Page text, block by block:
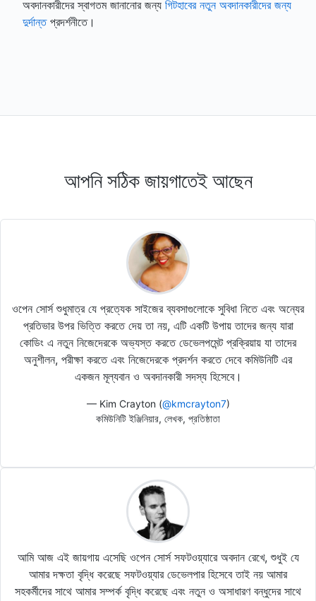
অবদানকারীদের স্বাগতম জানানোর জন্য গিটহাবের নতুন অবদানকারীদের জন্য
দুর্দান্তপ্রদর্শনীতে।
আপনি সঠিক জায়গাতেই আছেন
ওপেন সোর্স শুধুমাত্র যে প্রত্যেক সাইজের ব্যবসাগুলোকে সুবিধা নিতে এবং অন্যের
প্রতিভার উপর ভিত্তি করতে দেয় তা নয়, এটি একটি উপায় তাদের জন্য যারা
কোডিং এ নতুন নিজেদেরকে অভ্যস্ত করতে ডেভেলপমেন্ট প্রক্রিয়ায় যা তাদের
অনুশীলন, পরীক্ষা করতে এবং নিজেদেরকে প্রদর্শন করতে দেবে কমিউনিটি এর
একজন মূল্যবান ও অবদানকারী সদস্য হিসেবে।
— Kim Crayton (@kmcrayton7)
কমিউনিটি ইঞ্জিনিয়ার, লেখক, প্রতিষ্ঠাতা
আমি আজ এই জায়গায় এসেছি ওপেন সোর্স সফটওয়্যারে অবদান রেখে, শুধুই যে
আমার দক্ষতা বৃদ্ধি করেছে সফটওয়্যার ডেভেলপার হিসেবে তাই নয় আমার
সহকর্মীদের সাথে আমার সম্পর্ক বৃদ্ধি করেছে এবং নতুন ও অসাধারণ বন্ধুদের সাথে